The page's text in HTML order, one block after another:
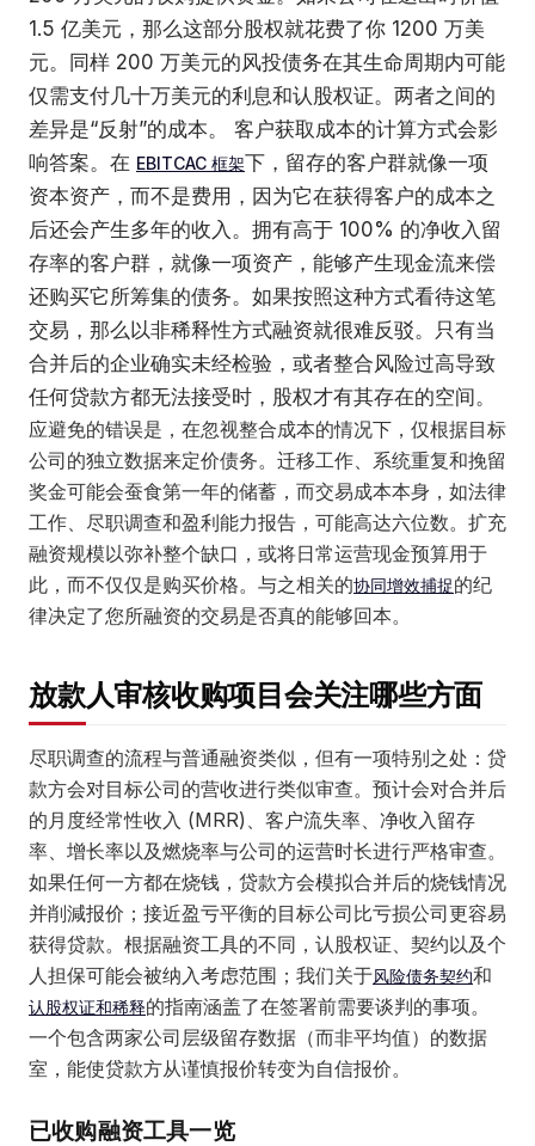
1.5 亿美元，那么这部分股权就花费了你 1200 万美
元。同样 200 万美元的风投债务在其生命周期内可能
仅需支付几十万美元的利息和认股权证。两者之间的
差异是“反射”的成本。 客户获取成本的计算方式会影
响答案。在 EBITCAC 框架下，留存的客户群就像一项
资本资产，而不是费用，因为它在获得客户的成本之
后还会产生多年的收入。拥有高于 100% 的净收入留
存率的客户群，就像一项资产，能够产生现金流来偿
还购买它所筹集的债务。如果按照这种方式看待这笔
交易，那么以非稀释性方式融资就很难反驳。只有当
合并后的企业确实未经检验，或者整合风险过高导致
任何贷款方都无法接受时，股权才有其存在的空间。
应避免的错误是，在忽视整合成本的情况下，仅根据目标
公司的独立数据来定价债务。迁移工作、系统重复和挽留
奖金可能会蚕食第一年的储蓄，而交易成本本身，如法律
工作、尽职调查和盈利能力报告，可能高达六位数。扩充
融资规模以弥补整个缺口，或将日常运营现金预算用于
此，而不仅仅是购买价格。与之相关的协同增效捕捉的纪
律决定了您所融资的交易是否真的能够回本。
放款人审核收购项目会关注哪些方面
尽职调查的流程与普通融资类似，但有一项特别之处：贷
款方会对目标公司的营收进行类似审查。预计会对合并后
的月度经常性收入 (MRR)、客户流失率、净收入留存
率、增长率以及燃烧率与公司的运营时长进行严格审查。
如果任何一方都在烧钱，贷款方会模拟合并后的烧钱情况
并削減报价；接近盈亏平衡的目标公司比亏损公司更容易
获得贷款。根据融资工具的不同，认股权证、契约以及个
人担保可能会被纳入考虑范围；我们关于风险债务契约和
认股权证和稀释的指南涵盖了在签署前需要谈判的事项。
一个包含两家公司层级留存数据（而非平均值）的数据
室，能使贷款方从谨慎报价转变为自信报价。
已收购融资工具一览